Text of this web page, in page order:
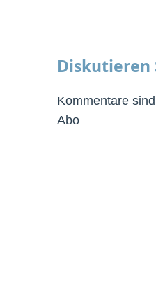
Diskutieren
Kommentare
Abo